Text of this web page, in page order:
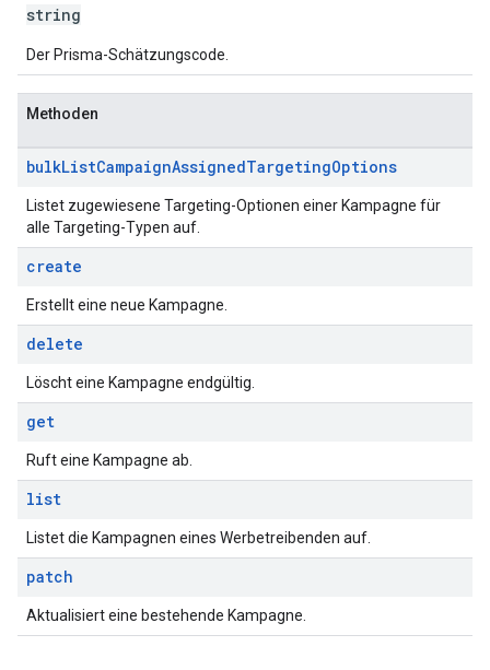
string
Der Prisma-Schätzungscode.
Methoden
bulkListCampaignAssignedTargetingOptions
Listet zugewiesene Targeting-Optionen einer Kampagne für
alle Targeting-Typen auf.
create
Erstellt eine neue Kampagne.
delete
Löscht eine Kampagne endgültig.
get
Ruft eine Kampagne ab.
list
Listet die Kampagnen eines Werbetreibenden auf.
patch
Aktualisiert eine bestehende Kampagne.